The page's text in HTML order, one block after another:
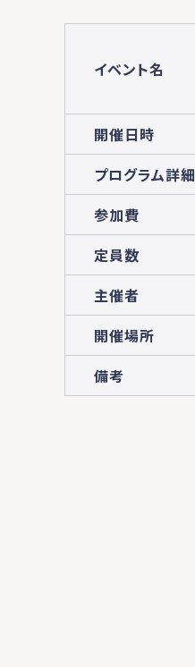
イベント名
開催日時
プログラム詳細
参加費
定員数
主催者
開催場所
備考